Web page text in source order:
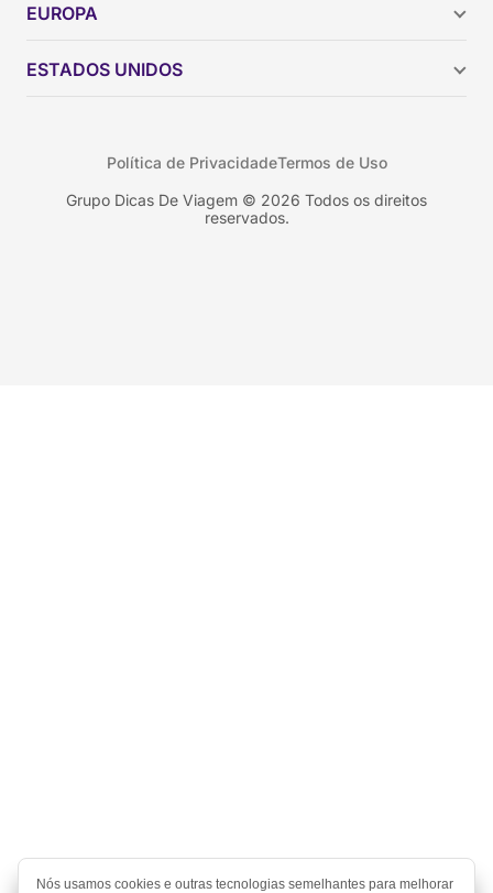
Brasil
Colômbia
EUROPA
ESTADOS UNIDOS
Nova York
Grupo Dicas De Viagem © 2026 Todos os direitos
reservados.
Política de PrivacidadeTermos de Uso
Nós usamos cookies e outras tecnologias semelhantes para melhorar